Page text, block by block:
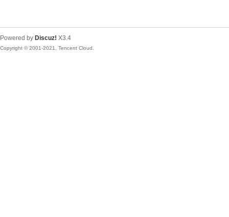
Powered by Discuz! X3.4
Copyright © 2001-2021, Tencent Cloud.